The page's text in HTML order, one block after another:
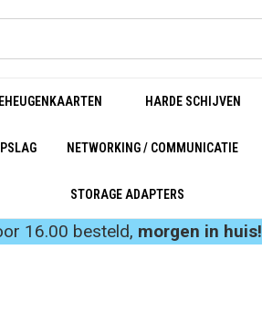
HARDE SCHIJVEN
NETWORKING / COMMUNICATIE
STORAGE ADAPTERS
16.00 besteld, morgen in huis!